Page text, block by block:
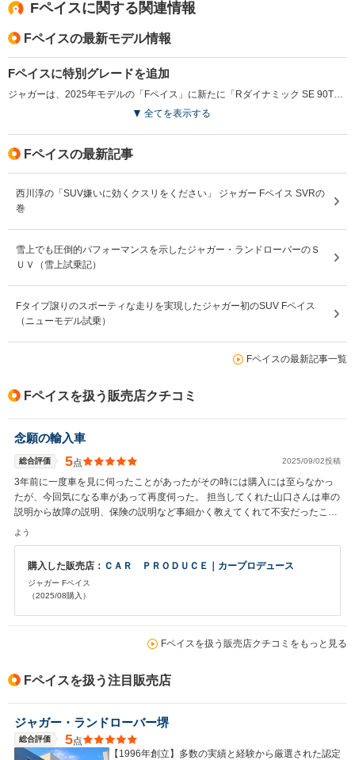
Fペイスに関する関連情報
Fペイスの最新モデル情報
Fペイスに特別グレードを追加
ジャガーは、2025年モデルの「Fペイス」に新たに「Rダイナミック SE 90TH アニバーサリー エディション」を追加し、2024年5月から受注を開始した。この特別グレードは、ジャガーの90年の歴史を称えるものであり、限定バッジやスライディングパノラミックルーフ、電動調整ステアリングコラムなどの人気オプションが標準装備される。ディーゼルモデル「D200」とガソリンモデル「P250」の両方が用意され、21インチのグロスブラックアロイホイールやヘッドアップディスプレイも搭載される。ジャガーは、今後の「REIMAGINE」戦略に基づき、2025年以降のEVブランドへの進化を目指す中、この特別モデルを通じて革新性を称える特別グレードを発売した。（2024.5）
全てを表示する
Fペイスの最新記事
西川淳の「SUV嫌いに効くクスリをください」 ジャガー Fペイス SVRの
巻
雪上でも圧倒的パフォーマンスを示したジャガー・ランドローバーのＳ
ＵＶ（雪上試乗記）
Fタイプ譲りのスポーティな走りを実現したジャガー初のSUV Fペイス
（ニューモデル試乗）
Fペイスの最新記事一覧
Fペイスを扱う販売店クチコミ
念願の輸入車
総合評価 5点 2025/09/02投稿
3年前に一度車を見に伺ったことがあったがその時には購入には至らなかっ
たが、今回気になる車があって再度伺った。 担当してくれた山口さんは車の
説明から故障の説明、保険の説明など事細かく教えてくれて不安だったこと
も解消してくれて購入に至った。 車の事は全て山口さんにお願いしようと思
よう
購入した販売店： ＣＡＲ ＰＲＯＤＵＣＥ｜カープロデュース
ジャガー Fペイス
（2025/08購入）
Fペイスを扱う販売店クチコミをもっと見る
Fペイスを扱う注目販売店
ジャガー・ランドローバー堺
総合評価 5点
【1996年創立】多数の実績と経験から厳選された認定